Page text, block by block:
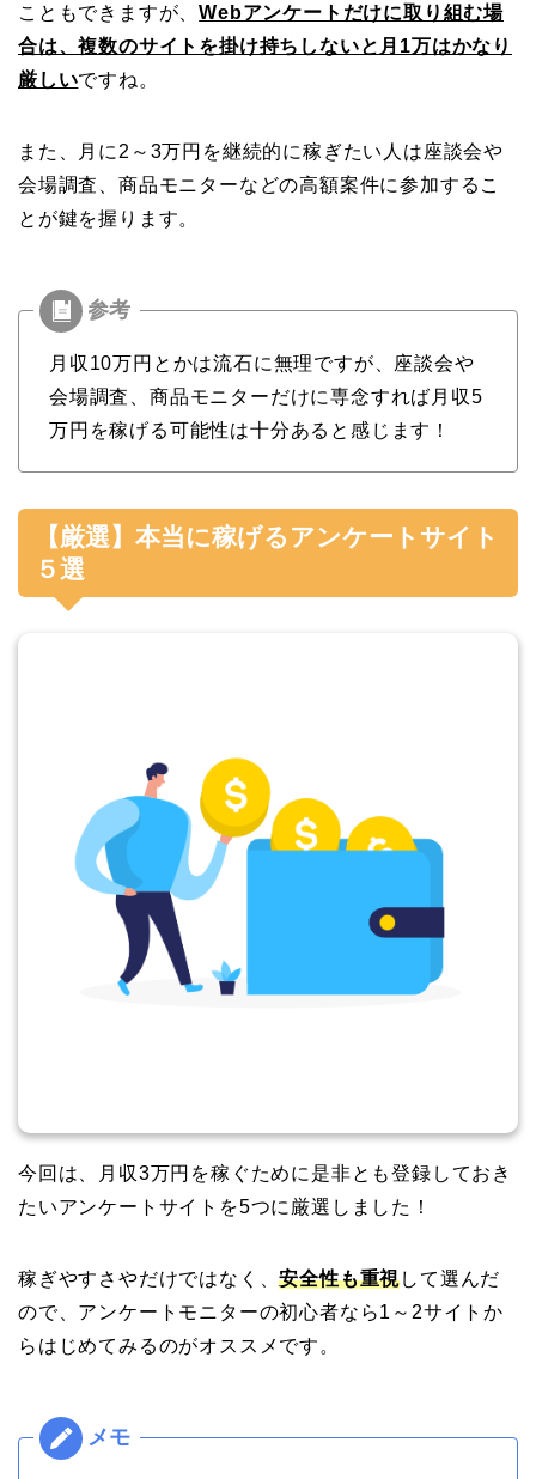
こともできますが、Webアンケートだけに取り組む場
合は、複数のサイトを掛け持ちしないと月1万はかなり
厳しいですね。
また、月に2～3万円を継続的に稼ぎたい人は座談会や
会場調査、商品モニターなどの高額案件に参加するこ
とが鍵を握ります。
月収10万円とかは流石に無理ですが、座談会や
会場調査、商品モニターだけに専念すれば月収5
万円を稼げる可能性は十分あると感じます！
【厳選】本当に稼げるアンケートサイト
５選
今回は、月収3万円を稼ぐために是非とも登録しておき
たいアンケートサイトを5つに厳選しました！
稼ぎやすさやだけではなく、安全性も重視して選んだ
ので、アンケートモニターの初心者なら1～2サイトか
らはじめてみるのがオススメです。